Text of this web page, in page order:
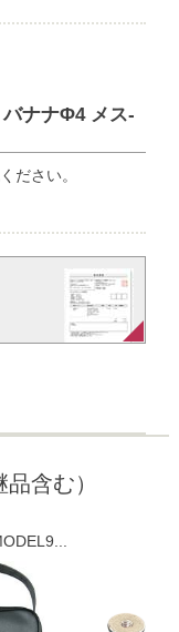
ナナΦ4 メス-
ださい。
含む）